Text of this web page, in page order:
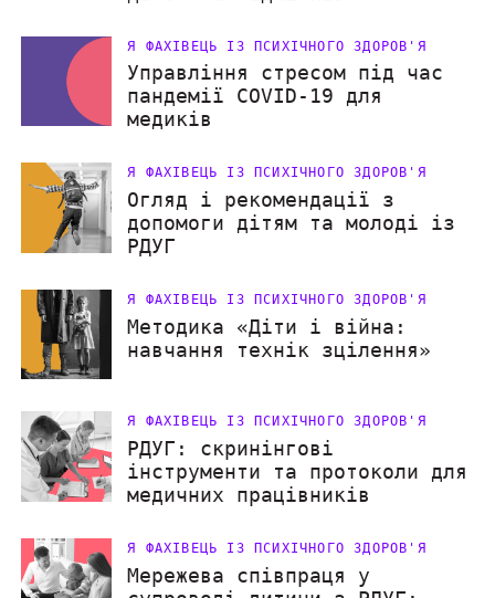
Управління стресом під час
пандемії COVID-19 для
медиків
Я ФАХІВЕЦЬ ІЗ ПСИХІЧНОГО ЗДОРОВ'Я
Огляд і рекомендації з
допомоги дітям та молоді із
РДУГ
Я ФАХІВЕЦЬ ІЗ ПСИХІЧНОГО ЗДОРОВ'Я
Методика «Діти і війна:
навчання технік зцілення»
Я ФАХІВЕЦЬ ІЗ ПСИХІЧНОГО ЗДОРОВ'Я
РДУГ: скринінгові
інструменти та протоколи для
медичних працівників
Я ФАХІВЕЦЬ ІЗ ПСИХІЧНОГО ЗДОРОВ'Я
Мережева співпраця у
Я ФАХІВЕЦЬ ІЗ ПСИХІЧНОГО ЗДОРОВ'Я